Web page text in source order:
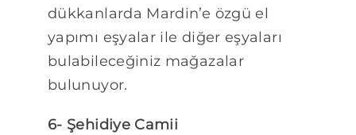
dükkanlarda Mardin’e özgü el
yapımı eşyalar ile diğer eşyaları
bulabileceğiniz mağazalar
bulunuyor.
6- Şehidiye Camii